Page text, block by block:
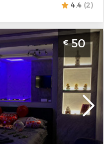
4.4 (2)
Beograd Novi
na Novom
2
:
:
€50